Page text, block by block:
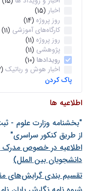
اخبار (15)
روز پروژه (14)
کارگاه‌های آموزشی (11)
روز پروژه (11)
پژوهشی (11)
رویدادها (10)
اخبار هوش و رباتیک (7)
پاک کردن
اطلاعیه ها
"بخشنامه وزارت علوم -
از طريق كنكور سراسری"
اطلاعیه در خصوص مدرک
دانشجویان بین الملل)
تقسیم بندی گرایش‌های